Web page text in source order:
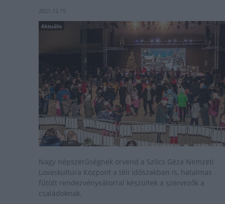
2021.12.15
Aktuális
Nagy népszerűségnek örvend a Szőcs Géza Nemzeti
Lovaskultúra Központ a téli időszakban is, hatalmas
fűtött rendezvénysátorral készültek a szervezők a
családoknak.